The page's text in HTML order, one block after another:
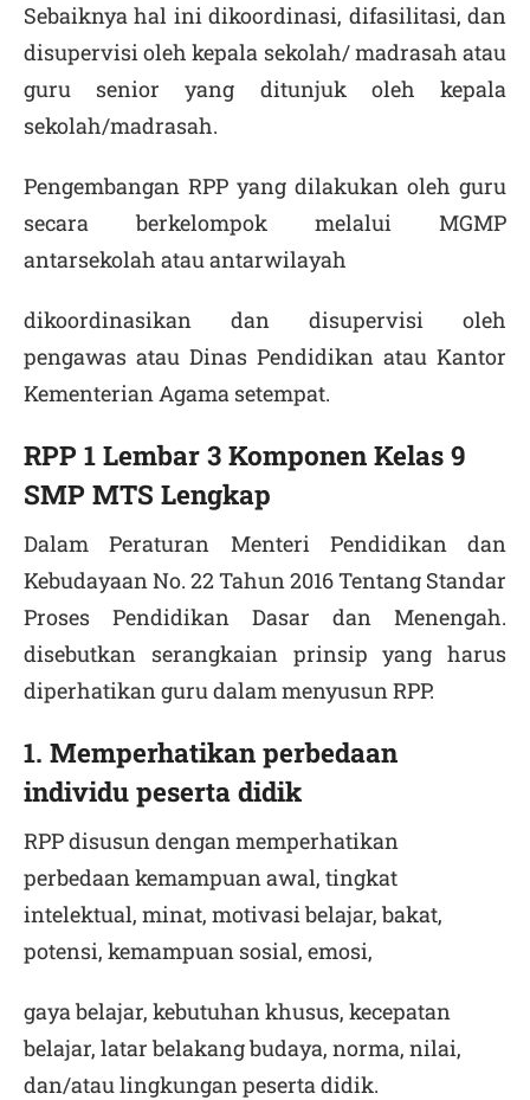
Sebaiknya hal ini dikoordinasi, difasilitasi, dan
disupervisi oleh kepala sekolah/ madrasah atau
guru senior yang ditunjuk oleh kepala
sekolah/madrasah.
Pengembangan RPP yang dilakukan oleh guru
secara berkelompok melalui MGMP
antarsekolah atau antarwilayah
dikoordinasikan dan disupervisi oleh
pengawas atau Dinas Pendidikan atau Kantor
Kementerian Agama setempat.
RPP 1 Lembar 3 Komponen Kelas 9
SMP MTS Lengkap
Dalam Peraturan Menteri Pendidikan dan
Kebudayaan No. 22 Tahun 2016 Tentang Standar
Proses Pendidikan Dasar dan Menengah.
disebutkan serangkaian prinsip yang harus
diperhatikan guru dalam menyusun RPP.
1. Memperhatikan perbedaan
individu peserta didik
RPP disusun dengan memperhatikan
perbedaan kemampuan awal, tingkat
intelektual, minat, motivasi belajar, bakat,
potensi, kemampuan sosial, emosi,
gaya belajar, kebutuhan khusus, kecepatan
belajar, latar belakang budaya, norma, nilai,
dan/atau lingkungan peserta didik.